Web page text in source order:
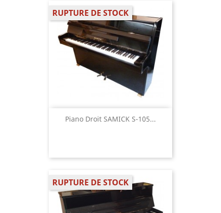
Piano Droit SAMICK S-105...
RUPTURE DE STOCK
RUPTURE DE STOCK